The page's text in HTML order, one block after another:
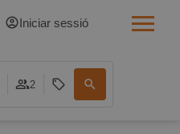
Iniciar sessió
2